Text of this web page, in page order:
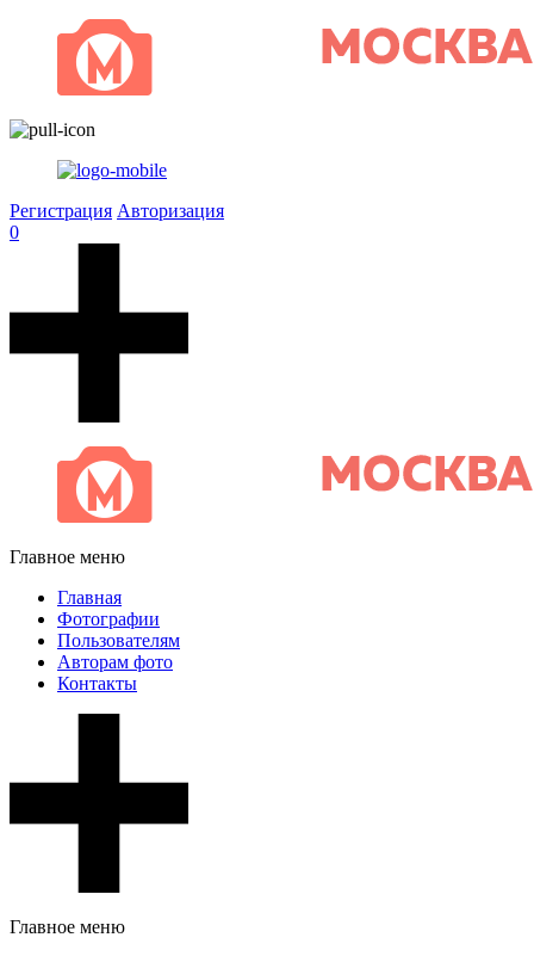
Регистрация Авторизация
0
Главное меню
Главная
Фотографии
Пользователям
Авторам фото
Контакты
Главное меню